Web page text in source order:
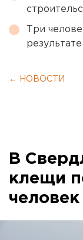
Три
← НОВОСТИ
В
клещи
человек